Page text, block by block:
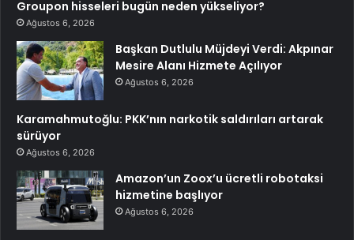
Groupon hisseleri bugün neden yükseliyor?
Ağustos 6, 2026
Başkan Dutlulu Müjdeyi Verdi: Akpınar
Mesire Alanı Hizmete Açılıyor
Ağustos 6, 2026
Karamahmutoğlu: PKK’nın narkotik saldırıları artarak
sürüyor
Ağustos 6, 2026
Amazon’un Zoox’u ücretli robotaksi
hizmetine başlıyor
Ağustos 6, 2026